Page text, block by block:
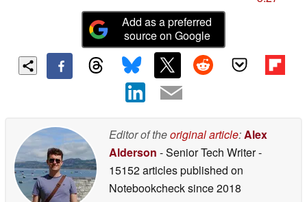
Add as a preferred
source on Google
Editor of theoriginal article:Alex
Alderson - Senior Tech Writer-
15152 articles published on
Notebookchecksince 2018